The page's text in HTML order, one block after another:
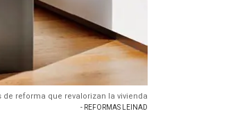
de reforma que revalorizan la vivienda
- REFORMAS LEINAD